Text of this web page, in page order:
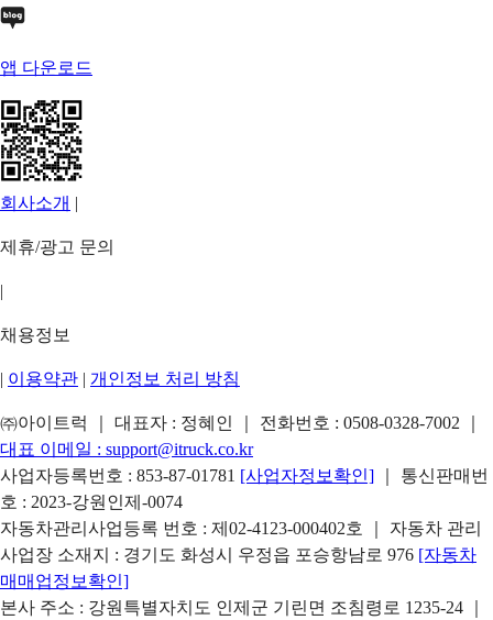
앱 다운로드
회사소개 |
제휴/광고 문의
|
채용정보
| 이용약관 | 개인정보 처리 방침
㈜아이트럭 ｜ 대표자 : 정혜인 ｜ 전화번호 : 0508-0328-7002
대표 이메일 : support@itruck.co.kr
사업자등록번호 : 853-87-01781 [사업자정보확인]
｜ 통신판매번
호 : 2023-강원인제-0074
자동차관리사업등록 번호 : 제02-4123-000402호 ｜ 자동차 관리
사업장 소재지 : 경기도 화성시 우정읍 포승항남로 976 [자동차
매매업정보확인]
본사 주소 : 강원특별자치도 인제군 기린면 조침령로 1235-24 ｜